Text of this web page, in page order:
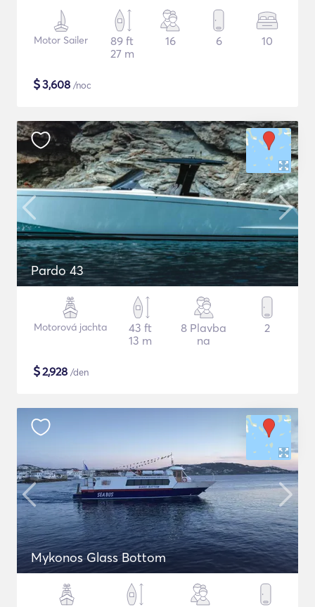
Motor Sailer
89 ft
27 m
16 6 10
$3,608 /noc
Pardo 43
Motorová jachta
43 ft
13 m
8 Plavba
na
2
$2,928 /den
Mykonos Glass Bottom